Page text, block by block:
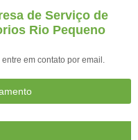
de Serviço de
Rio Pequeno
entre em contato por email.